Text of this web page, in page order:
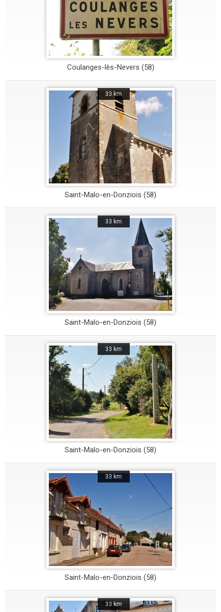
Coulanges-lès-Nevers (58)
33 km
Saint-Malo-en-Donziois (58)
33 km
Saint-Malo-en-Donziois (58)
33 km
Saint-Malo-en-Donziois (58)
33 km
Saint-Malo-en-Donziois (58)
33 km